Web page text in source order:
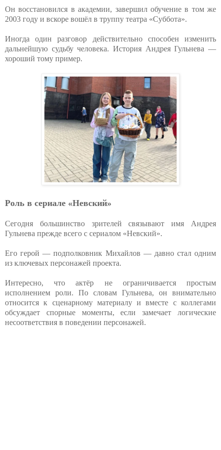
Он восстановился в академии, завершил обучение в том же
2003 году и вскоре вошёл в труппу театра «Суббота».
Иногда один разговор действительно способен изменить
дальнейшую судьбу человека. История Андрея Гульнева —
хороший тому пример.
Роль в сериале «Невский»
Сегодня большинство зрителей связывают имя Андрея
Гульнева прежде всего с сериалом «Невский».
Его герой — подполковник Михайлов — давно стал одним
из ключевых персонажей проекта.
Интересно, что актёр не ограничивается простым
исполнением роли. По словам Гульнева, он внимательно
относится к сценарному материалу и вместе с коллегами
обсуждает спорные моменты, если замечает логические
несоответствия в поведении персонажей.